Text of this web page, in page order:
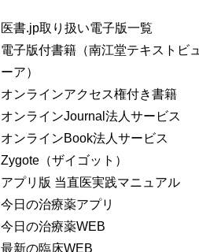
医書.jp取り扱い電子版一覧
電子版付書籍（南江堂テキストビュ
ーア）
オンラインアクセス権付き書籍
オンラインJournal法人サービス
オンラインBook法人サービス
Zygote（ザイゴット）
アプリ版 当直医実践マニュアル
今日の治療薬アプリ
今日の治療薬WEB
最新の臨床WEB